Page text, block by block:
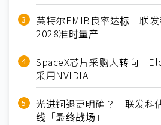
英特尔EMIB良率达标 联发
2028准时量产
SpaceX芯片采购大转向
采用NVIDIA
光进铜退更明确？ 联发科
线「最终战场」